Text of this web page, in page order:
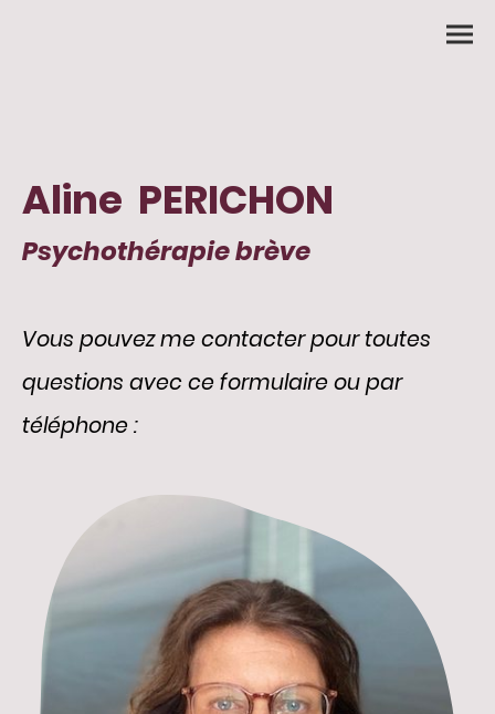
Aline PERICHON
Psychothérapie brève
Vous pouvez me contacter pour toutes
questions avec ce formulaire ou par
téléphone :